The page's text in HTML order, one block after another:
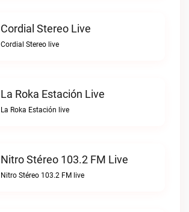
Cordial Stereo Live
Cordial Stereo live
La Roka Estación Live
La Roka Estación live
Nitro Stéreo 103.2 FM Live
Nitro Stéreo 103.2 FM live